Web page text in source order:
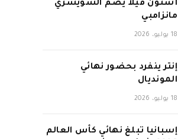
أستون فيلا يضم السويسري
مانزامبي
18 يوليو، 2026
إنتر ينفرد بحضور نهائي
المونديال
18 يوليو، 2026
إسبانيا تبلغ نهائي كأس العالم